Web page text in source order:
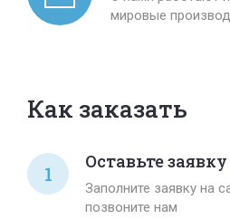
мировые
Как заказать
1
Оставьте заявку
Заполните заявку на
позвоните нам